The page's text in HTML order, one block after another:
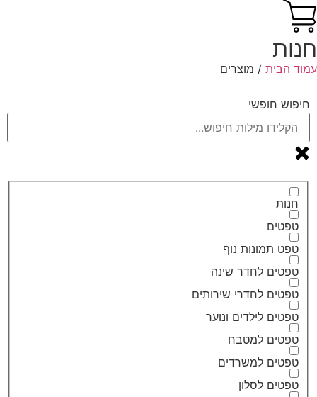
חנות
עמוד הבית / מוצרים
חיפוש חופשי
חנות
טפטים
טפט תמונות נוף
טפטים לחדר שינה
טפטים לחדרי שירותים
טפטים לילדים ונוער
טפטים למטבח
טפטים למשרדים
טפטים לסלון